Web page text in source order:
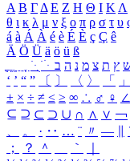
Α Β ΓΔ Ε Ζ Η Θ Ι ΚΛ
θ ι κ λ μ ν ξ ο π ρ σ τ υ
á à Á À é è É È ç Ç ê
Ä Ö Ü ä ö ü ß
ִֶֹ ֻּ ׁׂ ץ ת צ מ נ ה ב
‘ ’ “ ” 〔 〕 〈 〉 「 」
± × ÷ ≠ ≤ ≥ ∞ ∴ ♂ ♀ ∠
⊆ ⊇ ⊂ ⊃ ∪ ∩ ∧ ∨ ￢
、
。 · ‥ … ¨ 〃 ―
；
？ ＾ ｀